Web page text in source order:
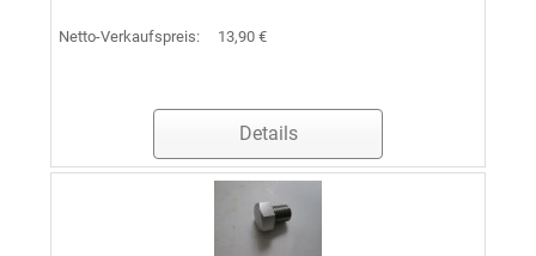
Netto-Verkaufspreis: 13,90 €
Details